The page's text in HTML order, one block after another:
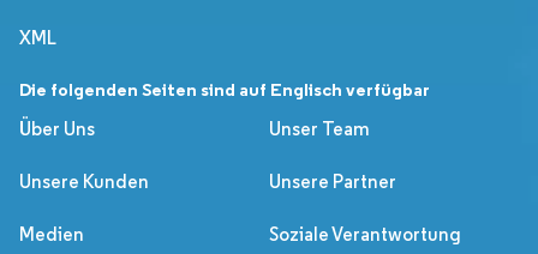
XML
Die folgenden Seiten sind auf Englisch verfügbar
Über Uns
Unser Team
Unsere Kunden Unsere Partner
Medien Soziale Verantwortung